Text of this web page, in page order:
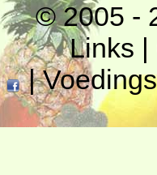
© 2005 -
Links |
|